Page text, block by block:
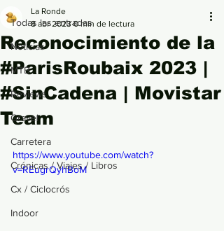
Todas las entradas
Noticias
MTB
Reviews
Gravel
Carretera
Crónicas / Viajes / Libros
Cx / Ciclocrós
Indoor
Reconocimiento de la
#ParisRoubaix 2023 |
#SinCadena | Movistar
Team
La Ronde
8 abr 2023 0 min de lectura
https://www.youtube.com/watch?
v=REugrQyhBoM